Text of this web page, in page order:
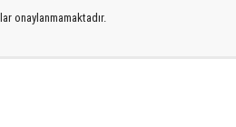
onaylanmamaktadır.